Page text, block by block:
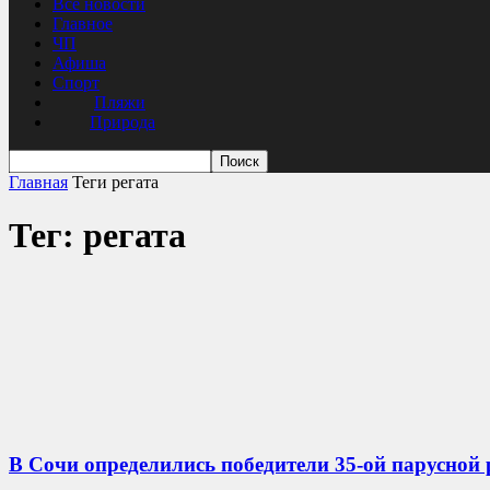
Все новости
Главное
ЧП
Афиша
Спорт
Пляжи
Природа
Главная Теги регата
Тег: регата
В Сочи определились победители 35-ой